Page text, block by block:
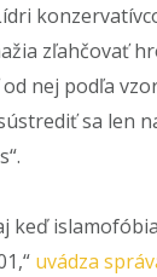
zľahčovať
nej podľa
sa len
keď
uvádza